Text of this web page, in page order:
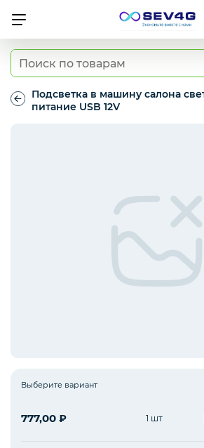
Тарифы
Для Автомобиля
Мобильные аксессуары
Подсветка в машину салона
питание USB 12V
Выберите вариант
777,00 ₽ 1 шт